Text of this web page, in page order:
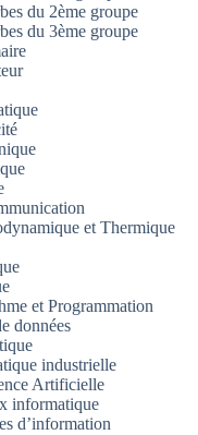
du 2ème groupe
du 3ème groupe
et Thermique
et Programmation
données
industrielle
Artificielle
informatique
d’information